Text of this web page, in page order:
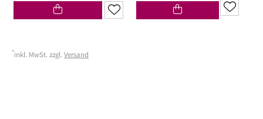
*inkl. MwSt. zzgl. Versand